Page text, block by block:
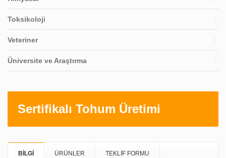
Toksikoloji
Veteriner
Üniversite ve Araştırma
Sertifikalı Tohum Üretimi
BİLGİ ÜRÜNLER TEKLİF FORMU